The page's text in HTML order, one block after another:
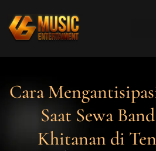
Cara
Saat Sewa
Khitanan di